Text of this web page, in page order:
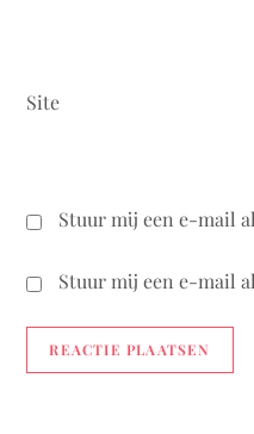
Site
Stuur mij een e-mail
Stuur mij een e-mail